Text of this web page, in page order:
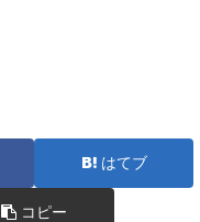
はてブ
コピー